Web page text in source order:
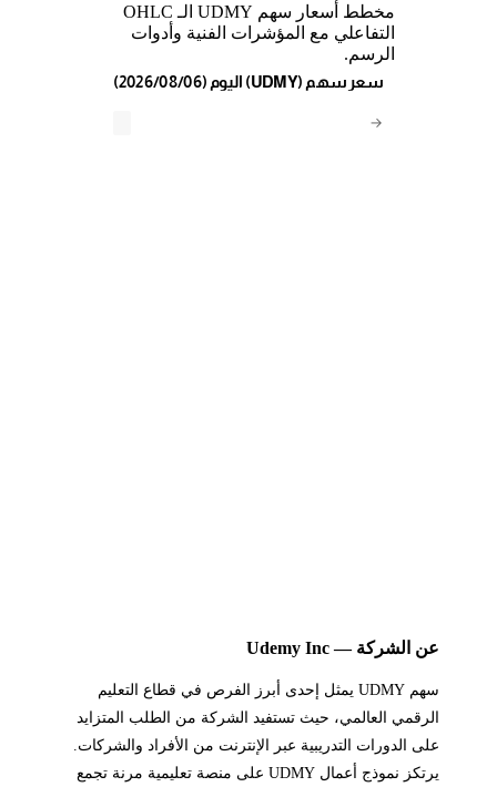
مخطط أسعار سهم UDMY الـ OHLC
التفاعلي مع المؤشرات الفنية وأدوات
الرسم.
→
(2026/08/06) اليوم (UDMY) سعر سهم
عن الشركة — Udemy Inc
سهم UDMY يمثل إحدى أبرز الفرص في قطاع التعليم
الرقمي العالمي، حيث تستفيد الشركة من الطلب المتزايد
على الدورات التدريبية عبر الإنترنت من الأفراد والشركات.
يرتكز نموذج أعمال UDMY على منصة تعليمية مرنة تجمع